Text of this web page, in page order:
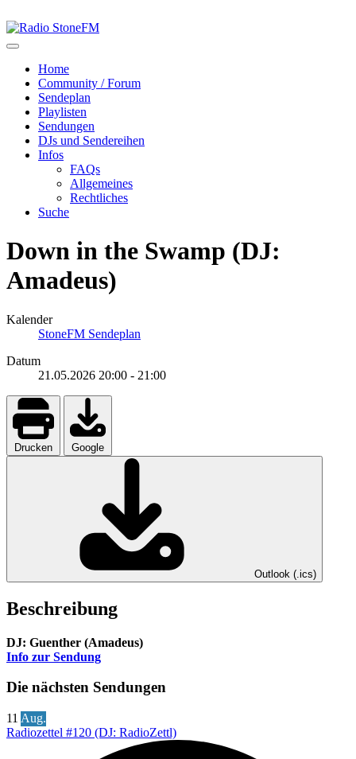
Home
Community / Forum
Sendeplan
Playlisten
Sendungen
DJs und Sendereihen
Infos
FAQs
Allgemeines
Rechtliches
Suche
Down in the Swamp (DJ:
Amadeus)
Kalender
StoneFM Sendeplan
Datum
21.05.2026 20:00 - 21:00
Drucken Google
Outlook (.ics)
Beschreibung
DJ: Guenther (Amadeus)
Info zur Sendung
Die nächsten Sendungen
11 Aug.
Radiozettel #120 (DJ: RadioZettl)